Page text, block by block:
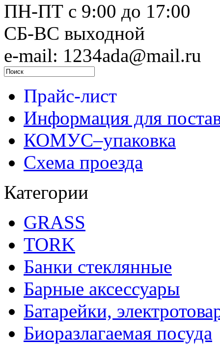
ПН-ПТ c 9:00 до 17:00
СБ-ВС выходной
e-mail: 1234ada@mail.ru
Прайс-лист
Информация для
КОМУС–упаковка
Схема проезда
Категории
GRASS
TORK
Банки стеклянные
Барные аксессуары
Батарейки,
Биоразлагаемая посуда